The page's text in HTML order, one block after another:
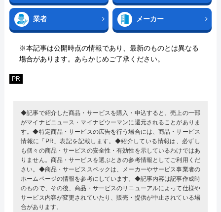
業者 メーカー
※本記事は公開時点の情報であり、最新のものとは異なる
場合があります。あらかじめご了承ください。
PR
◆記事で紹介した商品・サービスを購入・申込すると、売上の一部
がマイナビニュース・マイナビウーマンに還元されることがありま
す。◆特定商品・サービスの広告を行う場合には、商品・サービス
情報に「PR」表記を記載します。◆紹介している情報は、必ずし
も個々の商品・サービスの安全性・有効性を示しているわけではあ
りません。商品・サービスを選ぶときの参考情報としてご利用くだ
さい。◆商品・サービススペックは、メーカーやサービス事業者の
ホームページの情報を参考にしています。◆記事内容は記事作成時
のもので、その後、商品・サービスのリニューアルによって仕様や
サービス内容が変更されていたり、販売・提供が中止されている場
合があります。